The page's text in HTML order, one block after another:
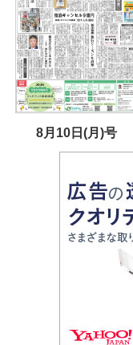
8月10日(月)号